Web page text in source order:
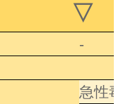
▽
-
急性毒